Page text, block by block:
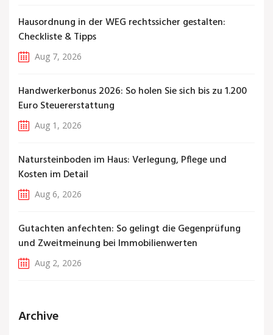
Hausordnung in der WEG rechtssicher gestalten:
Checkliste & Tipps
Aug 7, 2026
Handwerkerbonus 2026: So holen Sie sich bis zu 1.200
Euro Steuererstattung
Aug 1, 2026
Natursteinboden im Haus: Verlegung, Pflege und
Kosten im Detail
Aug 6, 2026
Gutachten anfechten: So gelingt die Gegenprüfung
und Zweitmeinung bei Immobilienwerten
Aug 2, 2026
Archive